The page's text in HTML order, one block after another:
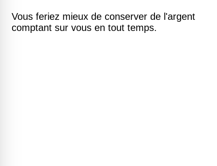
Vous feriez mieux de conserver de l'argent
comptant sur vous en tout temps.